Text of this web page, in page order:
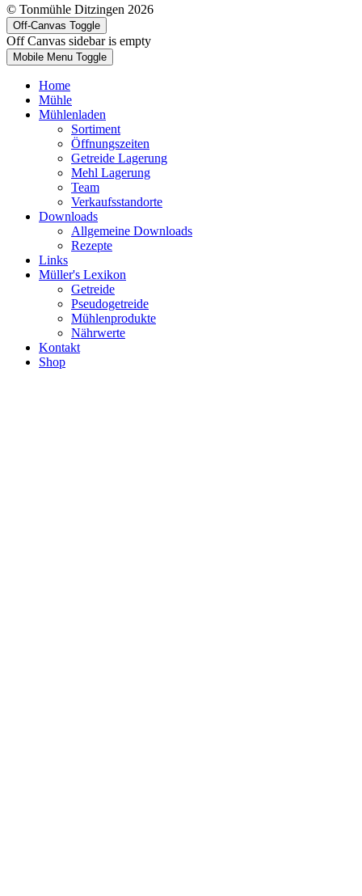
© Tonmühle Ditzingen 2026
Off-Canvas Toggle
Off Canvas sidebar is empty
Mobile Menu Toggle
Home
Mühle
Mühlenladen
Sortiment
Öffnungszeiten
Getreide Lagerung
Mehl Lagerung
Team
Verkaufsstandorte
Downloads
Allgemeine Downloads
Rezepte
Links
Müller's Lexikon
Getreide
Pseudogetreide
Mühlenprodukte
Nährwerte
Kontakt
Shop